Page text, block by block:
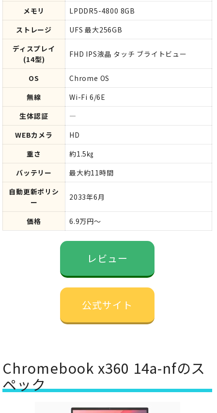
メモリ
LPDDR5-4800 8GB
ストレージ
UFS 最大256GB
ディスプレイ
(14型)
FHD IPS液晶 タッチ ブライトビュー
OS
Chrome OS
無線
Wi-Fi 6/6E
生体認証
―
WEBカメラ
HD
重さ
約1.5㎏
バッテリー
最大約11時間
自動更新ポリシ
ー
2033年6月
価格 6.9万円～
レビュー
公式サイト
Chromebook x360 14a-nfのス
ペック